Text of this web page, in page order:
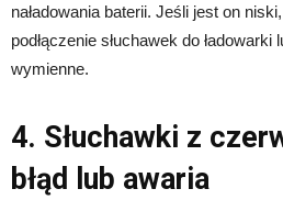
naładowania baterii. Jeśli jest on
podłączenie słuchawek do
wymienne.
4. Słuchawki z
błąd lub awaria